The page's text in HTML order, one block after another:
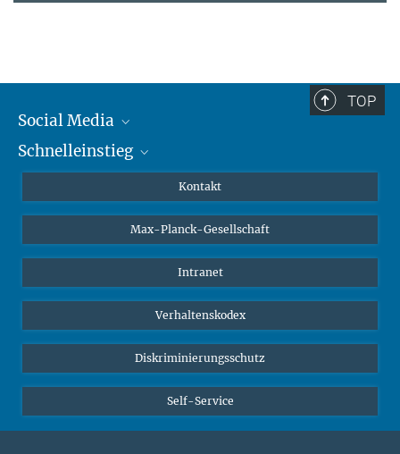
TOP
Social Media
Mastodon
Schnelleinstieg
Studierende
Schüler*innen
Öffentlichkeit
Alumnae | Alumni
Kontakt
Max-Planck-Gesellschaft
Intranet
Verhaltenskodex
Diskriminierungsschutz
Self-Service